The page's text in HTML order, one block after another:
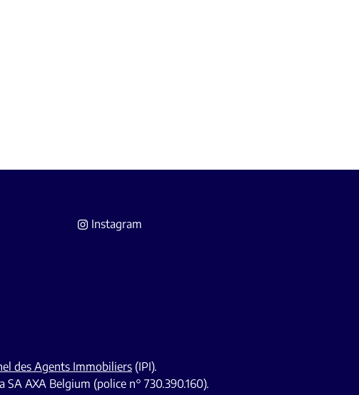
Instagram
des Agents Immobiliers (IPI).
AXA Belgium (police n° 730.390.160).